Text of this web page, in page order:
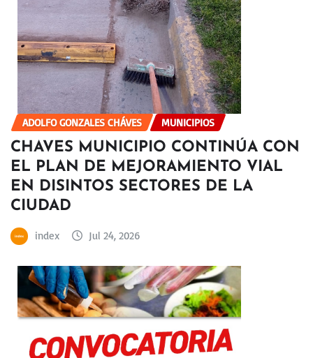
ADOLFO GONZALES CHÁVES MUNICIPIOS
CHAVES MUNICIPIO CONTINÚA CON
EL PLAN DE MEJORAMIENTO VIAL
EN DISINTOS SECTORES DE LA
CIUDAD
index Jul 24, 2026